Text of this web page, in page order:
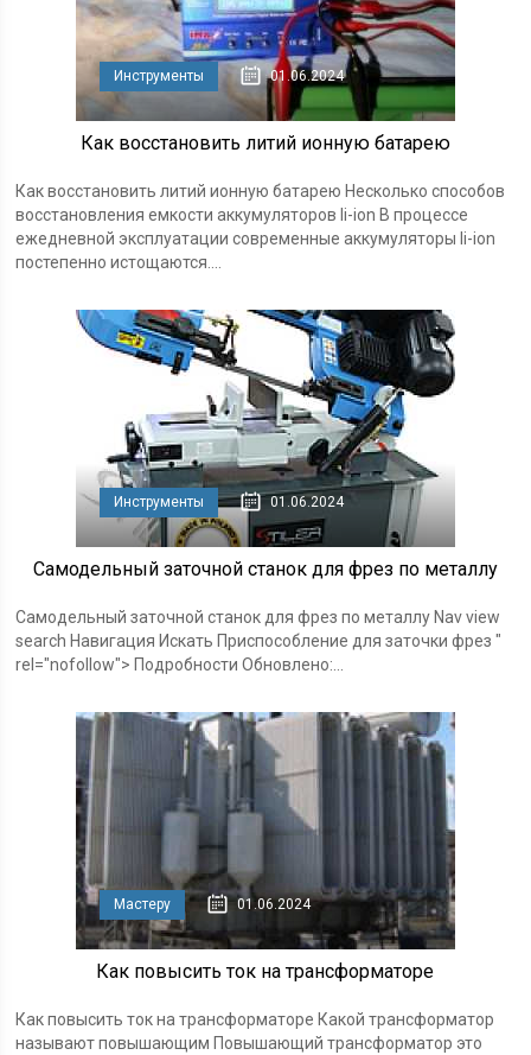
Инструменты 01.06.2024
Как восстановить литий ионную батарею
Как восстановить литий ионную батарею Несколько способов
восстановления емкости аккумуляторов li-ion В процессе
ежедневной эксплуатации современные аккумуляторы li-ion
постепенно истощаются....
Инструменты 01.06.2024
Самодельный заточной станок для фрез по металлу
Самодельный заточной станок для фрез по металлу Nav view
search Навигация Искать Приспособление для заточки фрез "
rel="nofollow"> Подробности Обновлено:...
Мастеру 01.06.2024
Как повысить ток на трансформаторе
Как повысить ток на трансформаторе Какой трансформатор
называют повышающим Повышающий трансформатор это